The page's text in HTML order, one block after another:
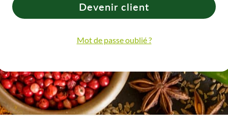
Devenir client
Mot de passe oublié ?